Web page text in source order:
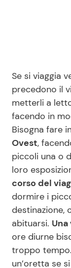
Se si viaggia
precedono il
metterli a
facendo in
Bisogna fare
Ovest,
piccoli una o
loro
corso del
dormire i
destinazione,
abituarsi.
ore diurne
troppo
un’oretta se